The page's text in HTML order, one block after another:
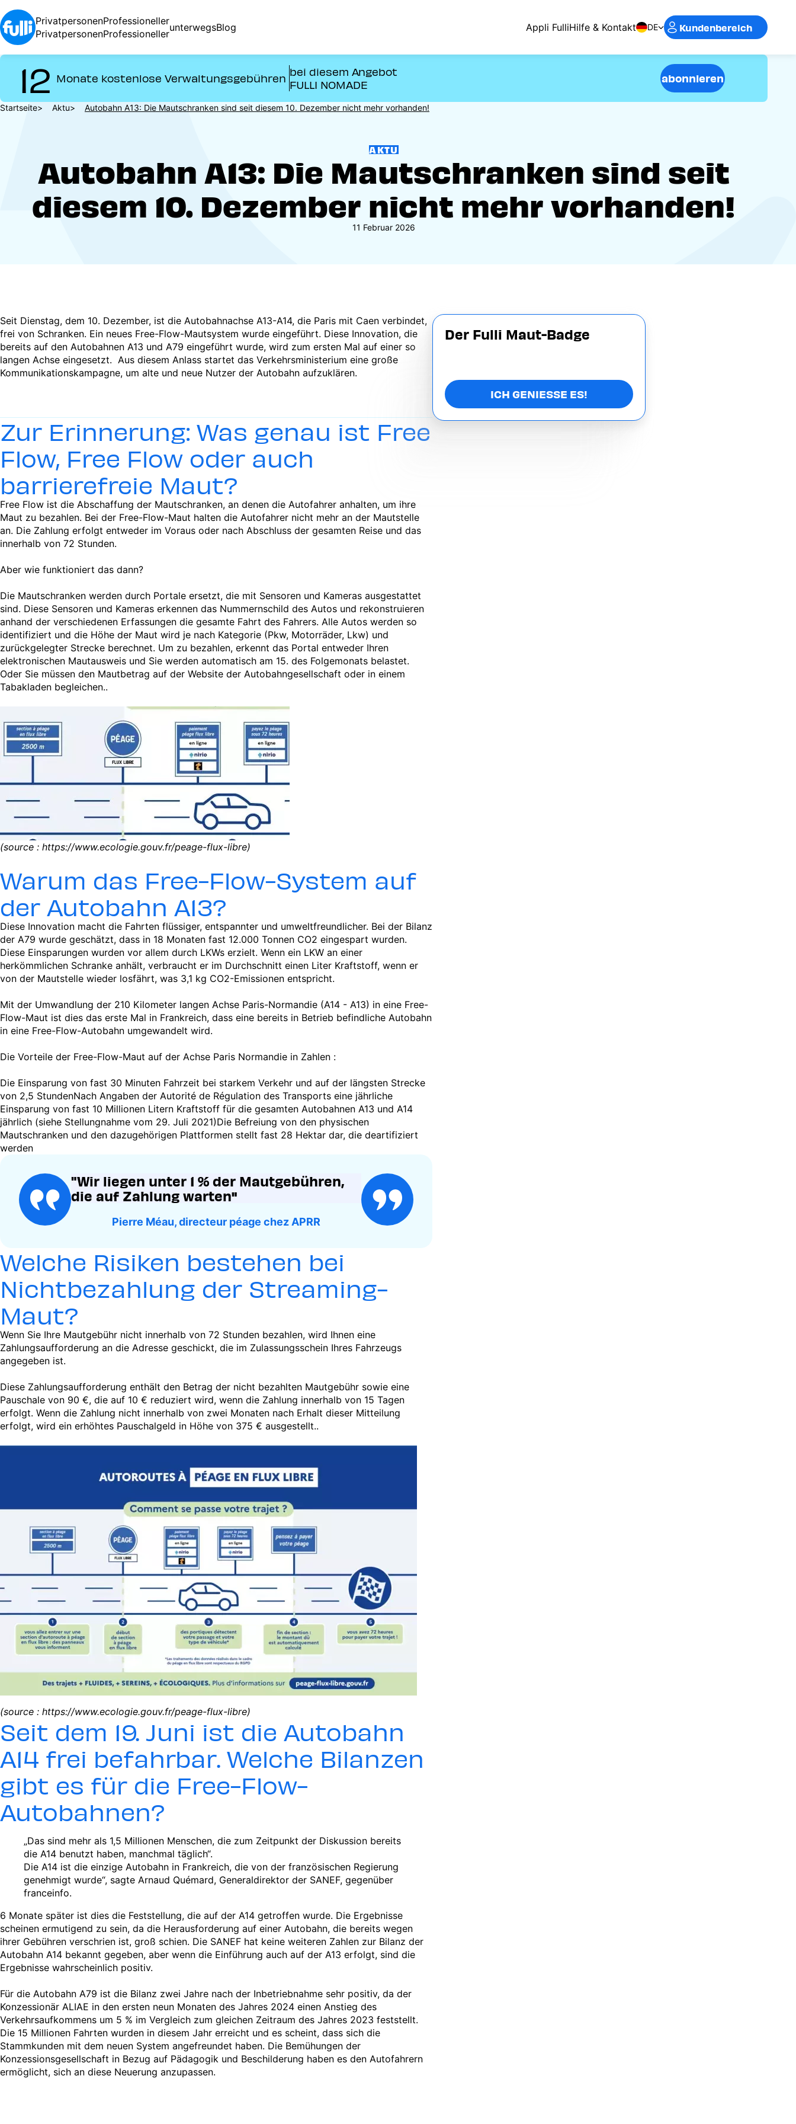
Direkt
zum
Inhalt
Privatpersonen
Privatpersonen
Professioneller
Professioneller
unterwegsBlog Appli FulliHilfe & Kontakt DE Kundenbereich
12 Monate kostenlose Verwaltungsgebühren
bei diesem Angebot
FULLI NOMADE
abonnieren
Pfadnavigation
Startseite Aktu Autobahn A13: Die Mautschranken sind seit diesem 10. Dezember nicht mehr vorhanden!
AKTU
Autobahn A13: Die Mautschranken sind seit
diesem 10. Dezember nicht mehr vorhanden!
11 Februar 2026
Seit Dienstag, dem 10. Dezember, ist die Autobahnachse A13-A14, die Paris mit Caen verbindet,
frei von Schranken. Ein neues Free-Flow-Mautsystem wurde eingeführt. Diese Innovation, die
bereits auf den Autobahnen A13 und A79 eingeführt wurde, wird zum ersten Mal auf einer so
langen Achse eingesetzt. Aus diesem Anlass startet das Verkehrsministerium eine große
Kommunikationskampagne, um alte und neue Nutzer der Autobahn aufzuklären.
Zur Erinnerung: Was genau ist Free
Flow, Free Flow oder auch
barrierefreie Maut?
Free Flow ist die Abschaffung der Mautschranken, an denen die Autofahrer anhalten, um ihre
Maut zu bezahlen. Bei der Free-Flow-Maut halten die Autofahrer nicht mehr an der Mautstelle
an. Die Zahlung erfolgt entweder im Voraus oder nach Abschluss der gesamten Reise und das
innerhalb von 72 Stunden.
Aber wie funktioniert das dann?
Die Mautschranken werden durch Portale ersetzt, die mit Sensoren und Kameras ausgestattet
sind. Diese Sensoren und Kameras erkennen das Nummernschild des Autos und rekonstruieren
anhand der verschiedenen Erfassungen die gesamte Fahrt des Fahrers. Alle Autos werden so
identifiziert und die Höhe der Maut wird je nach Kategorie (Pkw, Motorräder, Lkw) und
zurückgelegter Strecke berechnet. Um zu bezahlen, erkennt das Portal entweder Ihren
elektronischen Mautausweis und Sie werden automatisch am 15. des Folgemonats belastet.
Oder Sie müssen den Mautbetrag auf der Website der Autobahngesellschaft oder in einem
Tabakladen begleichen..
(source : https://www.ecologie.gouv.fr/peage-flux-libre)
Warum das Free-Flow-System auf
der Autobahn A13?
Diese Innovation macht die Fahrten flüssiger, entspannter und umweltfreundlicher. Bei der Bilanz
der A79 wurde geschätzt, dass in 18 Monaten fast 12.000 Tonnen CO2 eingespart wurden.
Diese Einsparungen wurden vor allem durch LKWs erzielt. Wenn ein LKW an einer
herkömmlichen Schranke anhält, verbraucht er im Durchschnitt einen Liter Kraftstoff, wenn er
von der Mautstelle wieder losfährt, was 3,1 kg CO2-Emissionen entspricht.
Mit der Umwandlung der 210 Kilometer langen Achse Paris-Normandie (A14 - A13) in eine Free-
Flow-Maut ist dies das erste Mal in Frankreich, dass eine bereits in Betrieb befindliche Autobahn
in eine Free-Flow-Autobahn umgewandelt wird.
Die Vorteile der Free-Flow-Maut auf der Achse Paris Normandie in Zahlen :
Die Einsparung von fast 30 Minuten Fahrzeit bei starkem Verkehr und auf der längsten Strecke
von 2,5 StundenNach Angaben der Autorité de Régulation des Transports eine jährliche
Einsparung von fast 10 Millionen Litern Kraftstoff für die gesamten Autobahnen A13 und A14
jährlich (siehe Stellungnahme vom 29. Juli 2021)Die Befreiung von den physischen
Mautschranken und den dazugehörigen Plattformen stellt fast 28 Hektar dar, die deartifiziert
werden
"Wir liegen unter 1 % der Mautgebühren,
die auf Zahlung warten"
Pierre Méau, directeur péage chez APRR
Welche Risiken bestehen bei
Nichtbezahlung der Streaming-
Maut?
Wenn Sie Ihre Mautgebühr nicht innerhalb von 72 Stunden bezahlen, wird Ihnen eine
Zahlungsaufforderung an die Adresse geschickt, die im Zulassungsschein Ihres Fahrzeugs
angegeben ist.
Diese Zahlungsaufforderung enthält den Betrag der nicht bezahlten Mautgebühr sowie eine
Pauschale von 90 €, die auf 10 € reduziert wird, wenn die Zahlung innerhalb von 15 Tagen
erfolgt. Wenn die Zahlung nicht innerhalb von zwei Monaten nach Erhalt dieser Mitteilung
erfolgt, wird ein erhöhtes Pauschalgeld in Höhe von 375 € ausgestellt..
(source : https://www.ecologie.gouv.fr/peage-flux-libre)
Seit dem 19. Juni ist die Autobahn
A14 frei befahrbar. Welche Bilanzen
gibt es für die Free-Flow-
Autobahnen?
„Das sind mehr als 1,5 Millionen Menschen, die zum Zeitpunkt der Diskussion bereits
die A14 benutzt haben, manchmal täglich“.
Die A14 ist die einzige Autobahn in Frankreich, die von der französischen Regierung
genehmigt wurde“, sagte Arnaud Quémard, Generaldirektor der SANEF, gegenüber
franceinfo.
6 Monate später ist dies die Feststellung, die auf der A14 getroffen wurde. Die Ergebnisse
scheinen ermutigend zu sein, da die Herausforderung auf einer Autobahn, die bereits wegen
ihrer Gebühren verschrien ist, groß schien. Die SANEF hat keine weiteren Zahlen zur Bilanz der
Autobahn A14 bekannt gegeben, aber wenn die Einführung auch auf der A13 erfolgt, sind die
Ergebnisse wahrscheinlich positiv.
Für die Autobahn A79 ist die Bilanz zwei Jahre nach der Inbetriebnahme sehr positiv, da der
Konzessionär ALIAE in den ersten neun Monaten des Jahres 2024 einen Anstieg des
Verkehrsaufkommens um 5 % im Vergleich zum gleichen Zeitraum des Jahres 2023 feststellt.
Die 15 Millionen Fahrten wurden in diesem Jahr erreicht und es scheint, dass sich die
Stammkunden mit dem neuen System angefreundet haben. Die Bemühungen der
Konzessionsgesellschaft in Bezug auf Pädagogik und Beschilderung haben es den Autofahrern
ermöglicht, sich an diese Neuerung anzupassen.
Der Fulli Maut-Badge
ICH GENIESSE ES!